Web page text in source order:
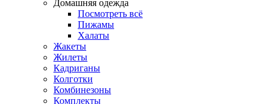
Домашняя одежда
Посмотреть всё
Пижамы
Халаты
Жакеты
Жилеты
Кадриганы
Колготки
Комбинезоны
Комплекты